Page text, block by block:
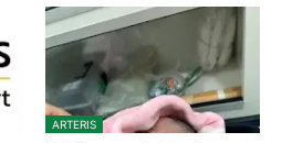
ARTERIS